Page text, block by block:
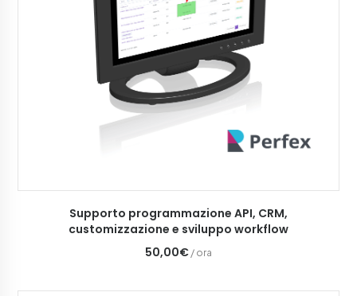
AGGIUNGI AL CARRELLO
Supporto programmazione API, CRM,
customizzazione e sviluppo workflow
50,00€ / ora